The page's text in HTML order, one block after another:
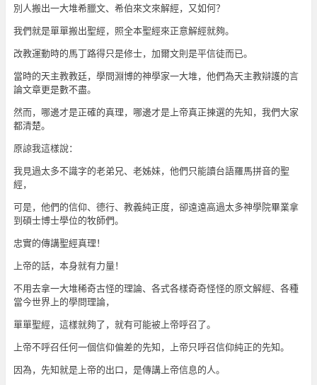
別人搬出一大堆希臘文、希伯來文來解經，又如何？
我們就是單單搬出聖經，照全本聖經來正意解經就夠。
改教運動時的馬丁路得只是修士，加爾文則是平信徒而已。
當時的天主教教廷，學問淵博的神學家一大堆，他們為天主教辯護的言
論文章更是數不盡。
然而，哪邊才是正確的真理，哪邊才是上帝真正揀選的先知，我們大家
都清楚。
原諒我這樣說：
我見過太多不識字的老弟兄、老姊妹，他們只能讀台語羅馬拼音的聖
經，
可是，他們的信仰、德行、教義純正度，卻遠遠高過太多神學院畢業拿
到碩士博士學位的牧師們。
忠實的傳講聖經真理！
上帝的話，本身就有力量！
不用去拿一大堆稀奇古怪的理論、各式各樣奇奇怪怪的原文解經、各種
當今世界上的學問理論，
單單聖經，這樣就夠了，就有可能被上帝呼召了。
上帝不呼召任何一個信仰偏差的先知，上帝只呼召信仰純正的先知。
因為，先知就是上帝的出口，是傳講上帝信息的人。